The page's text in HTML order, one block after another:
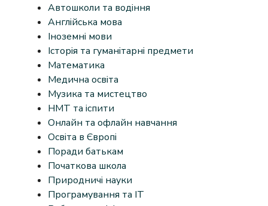
Автошколи та водіння
Англійська мова
Іноземні мови
Історія та гуманітарні предмети
Математика
Медична освіта
Музика та мистецтво
НМТ та іспити
Онлайн та офлайн навчання
Освіта в Європі
Поради батькам
Початкова школа
Природничі науки
Програмування та IT